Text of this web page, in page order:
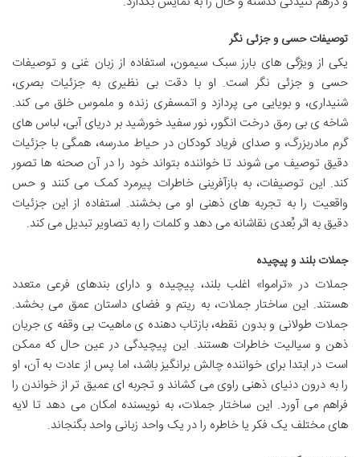
توصیفات حسی و جزئی نگر
یکی از ویژگی های بارز سبک سیمون، استفاده از زبان غنی و توصیفات
حسی و جزئی نگر است. او با دقت بی نظیری به جزئیات بصری،
شنیداری، و بویایی می پردازد و اتمسفری زنده و ملموس خلق می کند.
شاخه ی بی رمق درخت انگور، نور سفید خورشید بر دریای آبی، لباس های
گرم مادربزرگ، و صدای فریاد کودکان در حیاط مدرسه، همگی با جزئیات
دقیق توصیف می شوند تا خواننده بتواند خود را در آن صحنه ها تصور
کند. این توصیفات، به بازآفرینی خاطرات پیرمرد کمک می کنند و حس
واقعیت را به تجربه های ذهنی او می بخشند. استفاده از این جزئیات
دقیق به اثر بُعدی نقاشانه می دهد و کلمات را به تصاویر تبدیل می کند.
جملات بلند و پیچیده
جملات در «تراموا» اغلب بلند، پیچیده و دارای بندهای فرعی متعدد
هستند. این ساختار جملات، به ریتم و فضای داستان عمق می بخشد.
جملات طولانی و بدون نقطه، بازتاب دهنده ی ماهیت بی وقفه ی جریان
ذهن و سیالیت خاطرات هستند. این پیچیدگی در عین حال که ممکن
است در ابتدا برای خواننده چالش برانگیز باشد، اما پس از عادت به آن، او
را به درون دنیای ذهنی راوی می کشاند و تجربه ای عمیق تر از خواندن را
فراهم می آورد. این ساختار جملات، به نویسنده امکان می دهد تا لایه
های مختلف یک فکر یا خاطره را در یک واحد زبانی واحد بگنجاند.